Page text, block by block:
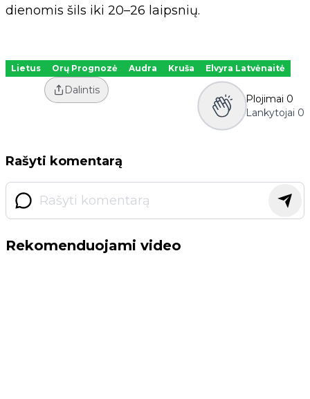
dienomis šils iki 20–26 laipsnių.
Lietus Orų Prognozė Audra Kruša Elvyra Latvėnaitė
Dalintis
Plojimai 0
Lankytojai 0
Rašyti komentarą
Rekomenduojami video